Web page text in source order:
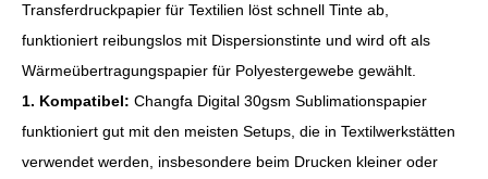
Transferdruckpapier für Textilien löst schnell Tinte ab,
funktioniert reibungslos mit Dispersionstinte und wird oft als
Wärmeübertragungspapier für Polyestergewebe gewählt.
1. Kompatibel: Changfa Digital 30gsm Sublimationspapier
funktioniert gut mit den meisten Setups, die in Textilwerkstätten
verwendet werden, insbesondere beim Drucken kleiner oder